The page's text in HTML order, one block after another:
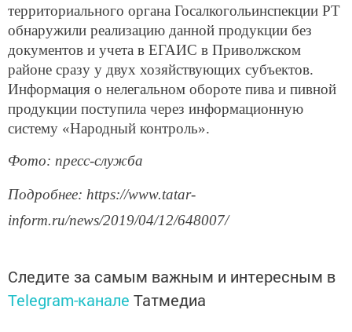
территориального органа Госалкогольинспекции РТ
обнаружили реализацию данной продукции без
документов и учета в ЕГАИС в Приволжском
районе сразу у двух хозяйствующих субъектов.
Информация о нелегальном обороте пива и пивной
продукции поступила через информационную
систему «Народный контроль».
Фото: пресс-служба
Подробнее: https://www.tatar-
inform.ru/news/2019/04/12/648007/
Следите за самым важным и интересным в
Telegram-канале Татмедиа